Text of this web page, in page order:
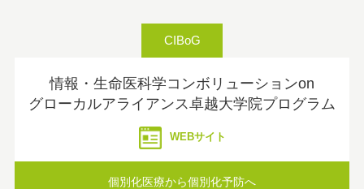
CIBoG
情報・生命医科学コンボリューションon
グローカルアライアンス卓越大学院プログラム
WEBサイト
個別化医療から個別化予防へ